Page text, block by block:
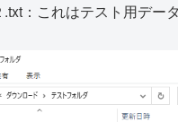
.txt：これはテスト用データ